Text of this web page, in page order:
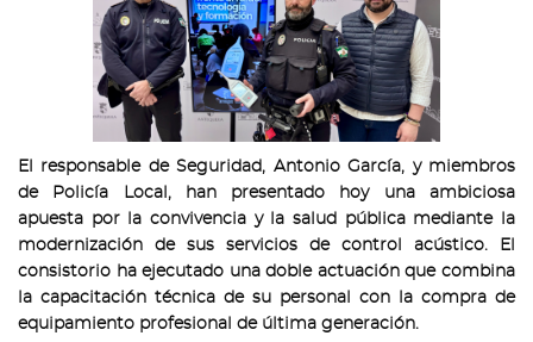
El responsable de Seguridad, Antonio García, y miembros
de Policía Local, han presentado hoy una ambiciosa
apuesta por la convivencia y la salud pública mediante la
modernización de sus servicios de control acústico. El
consistorio ha ejecutado una doble actuación que combina
la capacitación técnica de su personal con la compra de
equipamiento profesional de última generación.